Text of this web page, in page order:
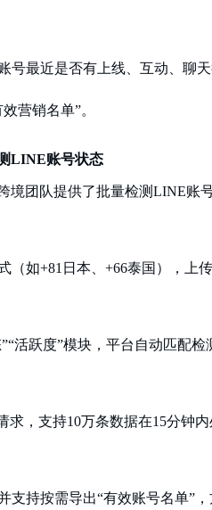
号最近是否有上线、互动、聊
效营销名单”。
LINE账号状态
境团队提供了批量检测LINE账
（如+81日本、+66泰国），上
活跃度”模块，平台自动匹配检
求，支持10万条数据在15分钟
支持按需导出“有效账号名单”